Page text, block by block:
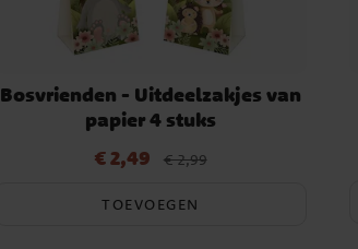
Bosvrienden - Uitdeelzakjes van
papier 4 stuks
Actuele prijs: € 2,49 Vorige prijs
€ 2,49 € 2,99
TOEVOEGEN